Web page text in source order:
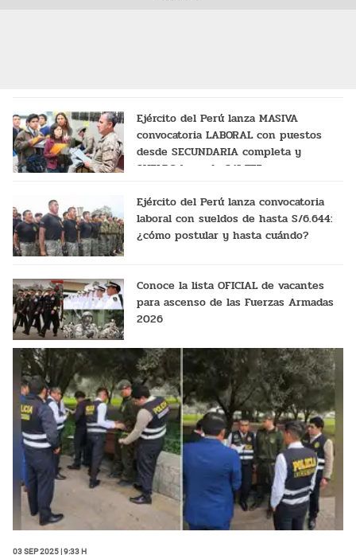
Ejército del Perú lanza MASIVA
convocatoria LABORAL con puestos
desde SECUNDARIA completa y
SUELDO base de S/2.775
Ejército del Perú lanza convocatoria
laboral con sueldos de hasta S/6.644:
¿cómo postular y hasta cuándo?
Conoce la lista OFICIAL de vacantes
para ascenso de las Fuerzas Armadas
2026
03 Sep 2025 | 9:33 h